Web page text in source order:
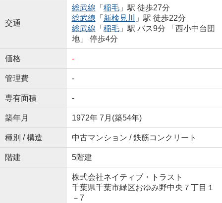
交通
総武線 「 稲毛」駅 徒歩27分
総武線 「 新検見川
」駅 徒歩22分
総武線 「 稲毛」駅 バス9分 「西小中台団
地」 停歩4分
価格 -
管理費 -
専有面積 -
築年月 1972年 7月(築54年)
種別 / 構造 中古マンション / 鉄筋コンクリート
階建 5階建
株式会社ネイティブ・トラスト
千葉県千葉市緑区おゆみ野中央７丁目１
－7